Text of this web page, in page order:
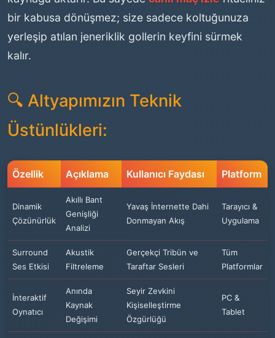
bir kabusa dönüşmez; size sadece koltuğunuza
yerleşip atılan jeneriklik gollerin keyfini sürmek
kalır.
🔍 Altyapımızın Teknik
Üstünlükleri:
Özellik Açıklama Kullanıcı Faydası Platform
Dinamik
Çözünürlük
Akıllı Bant
Genişliği
Analizi
Yavaş İnternette Dahi
Donmayan Akış
Tarayıcı &
Uygulama
Surround
Ses Etkisi
Akustik
Filtreleme
Gerçekçi Tribün ve
Taraftar Sesleri
Tüm
Platformlar
İnteraktif
Oynatıcı
Anında
Kaynak
Değişimi
Seyir Zevkini
Kişiselleştirme
Özgürlüğü
PC &
Tablet